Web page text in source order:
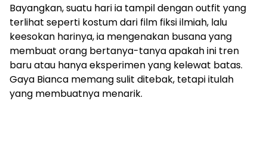
Bayangkan, suatu hari ia tampil dengan outfit yang
terlihat seperti kostum dari film fiksi ilmiah, lalu
keesokan harinya, ia mengenakan busana yang
membuat orang bertanya-tanya apakah ini tren
baru atau hanya eksperimen yang kelewat batas.
Gaya Bianca memang sulit ditebak, tetapi itulah
yang membuatnya menarik.